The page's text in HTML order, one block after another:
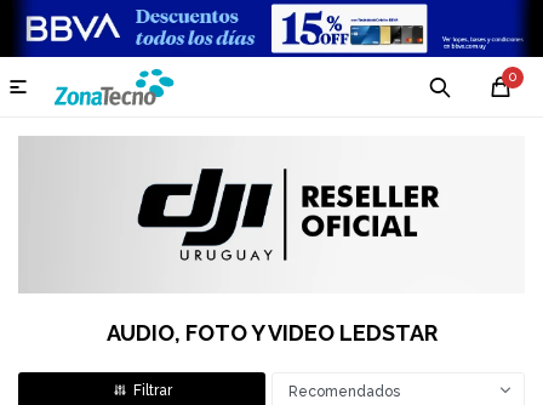
0

AUDIO, FOTO Y VIDEO LEDSTAR
Recomendados